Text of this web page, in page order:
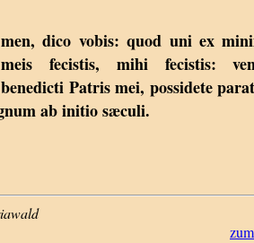
men, dico vobis: quod uni ex
meis fecistis, mihi fecistis:
benedicti Patris mei, possidete
ab initio sæculi.